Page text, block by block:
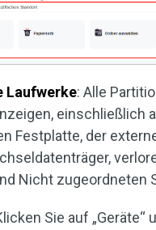
Laufwerke: Alle
einschließlich
Festplatte, der
Nicht zugeordneten
Sie auf „Geräte“